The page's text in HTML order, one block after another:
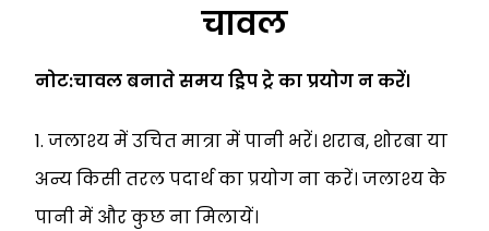
चावल
नोट:चावल बनाते समय ड्रिप ट्रे का प्रयोग न करें।
1. जलाश्य में उचित मात्रा में पानी भरें। शराब, शोरबा या
अन्य किसी तरल पदार्थ का प्रयोग ना करें। जलाश्य के
पानी में और कुछ ना मिलायें।